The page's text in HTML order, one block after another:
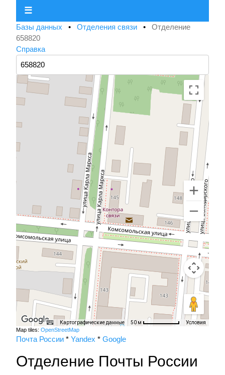
☰
Базы данных • Отделения связи • Отделение
658820
Справка
Картографические данные 50 м Условия
Map tiles: OpenStreetMap
Почта России * Yandex * Google
Отделение Почты России